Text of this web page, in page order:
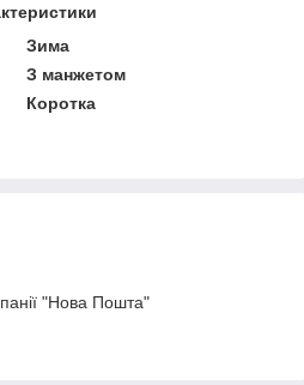
Зима
З манжетом
Коротка
"Нова Пошта"